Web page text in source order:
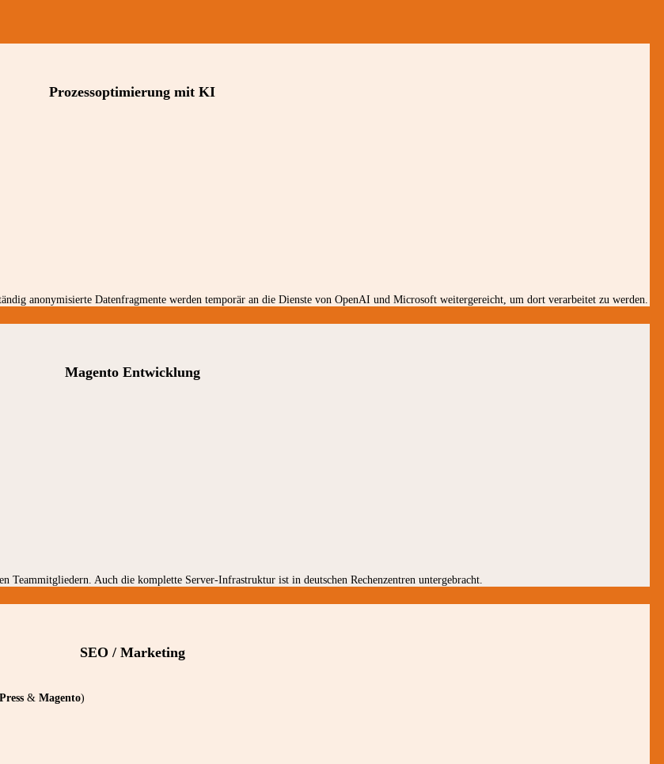
Prozessoptimierung mit KI
anonymisierte Datenfragmente werden temporär an die Dienste von OpenAI und Microsoft weitergereicht, um dort verarbeitet zu werden.
Magento Entwicklung
Auch die komplette Server-Infrastruktur ist in deutschen Rechenzentren untergebracht.
SEO / Marketing
& Magento)